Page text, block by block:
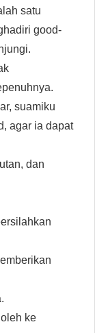
satu
good-
suamiku
agar ia dapat
dan
ke